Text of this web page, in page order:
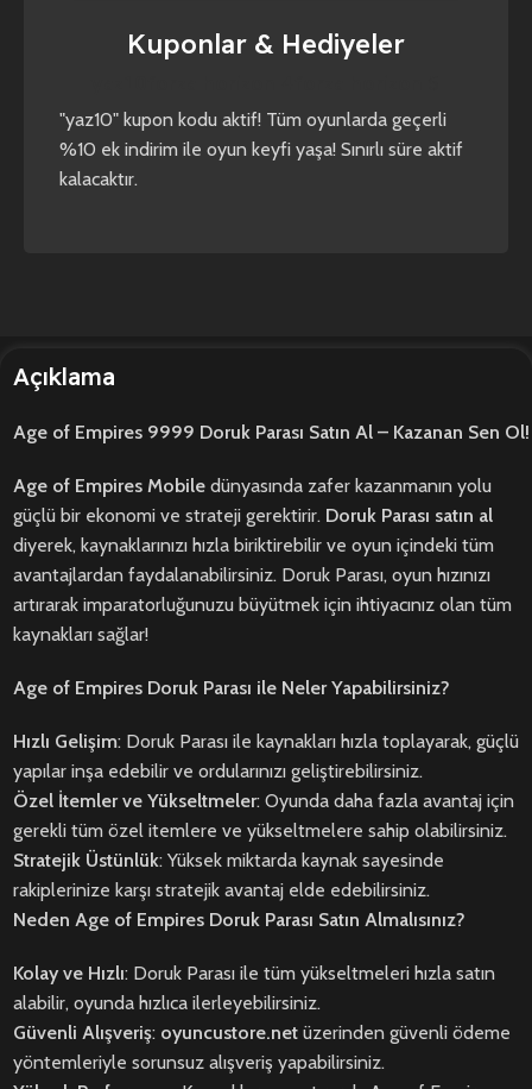
Kuponlar & Hediyeler
"yaz10" kupon kodu aktif! Tüm oyunlarda geçerli
%10 ek indirim ile oyun keyfi yaşa! Sınırlı süre aktif
kalacaktır.
Açıklama
Age of Empires 9999 Doruk Parası Satın Al – Kazanan Sen Ol!
Age of Empires Mobile dünyasında zafer kazanmanın yolu
güçlü bir ekonomi ve strateji gerektirir. Doruk Parası satın al
diyerek, kaynaklarınızı hızla biriktirebilir ve oyun içindeki tüm
avantajlardan faydalanabilirsiniz. Doruk Parası, oyun hızınızı
artırarak imparatorluğunuzu büyütmek için ihtiyacınız olan tüm
kaynakları sağlar!
Age of Empires Doruk Parası ile Neler Yapabilirsiniz?
Hızlı Gelişim: Doruk Parası ile kaynakları hızla toplayarak, güçlü
yapılar inşa edebilir ve ordularınızı geliştirebilirsiniz.
Özel İtemler ve Yükseltmeler: Oyunda daha fazla avantaj için
gerekli tüm özel itemlere ve yükseltmelere sahip olabilirsiniz.
Stratejik Üstünlük: Yüksek miktarda kaynak sayesinde
rakiplerinize karşı stratejik avantaj elde edebilirsiniz.
Neden Age of Empires Doruk Parası Satın Almalısınız?
Kolay ve Hızlı: Doruk Parası ile tüm yükseltmeleri hızla satın
alabilir, oyunda hızlıca ilerleyebilirsiniz.
Güvenli Alışveriş: oyuncustore.net üzerinden güvenli ödeme
yöntemleriyle sorunsuz alışveriş yapabilirsiniz.